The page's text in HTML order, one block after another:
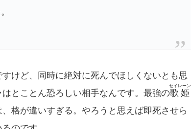
けど、同時に絶対に死んでほしくないとも思
とことん恐ろしい相手なんです。最強の歌姫
セイレーン
格が違いすぎる。やろうと思えば即死させら